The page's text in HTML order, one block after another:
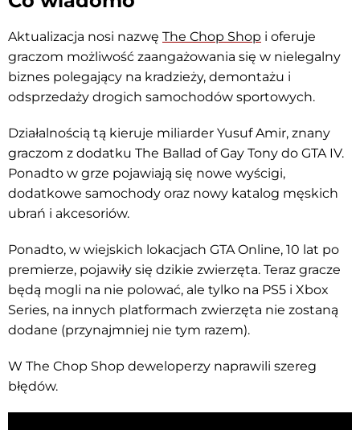
Aktualizacja nosi nazwę The Chop Shop i oferuje
graczom możliwość zaangażowania się w nielegalny
biznes polegający na kradzieży, demontażu i
odsprzedaży drogich samochodów sportowych.
Działalnością tą kieruje miliarder Yusuf Amir, znany
graczom z dodatku The Ballad of Gay Tony do GTA IV.
Ponadto w grze pojawiają się nowe wyścigi,
dodatkowe samochody oraz nowy katalog męskich
ubrań i akcesoriów.
Ponadto, w wiejskich lokacjach GTA Online, 10 lat po
premierze, pojawiły się dzikie zwierzęta. Teraz gracze
będą mogli na nie polować, ale tylko na PS5 i Xbox
Series, na innych platformach zwierzęta nie zostaną
dodane (przynajmniej nie tym razem).
W The Chop Shop deweloperzy naprawili szereg
błędów.